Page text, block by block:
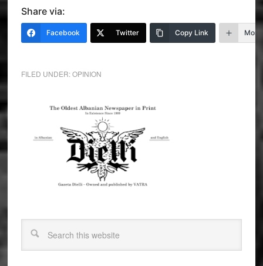
Share via:
Facebook Twitter Copy Link More
FILED UNDER:OPINION